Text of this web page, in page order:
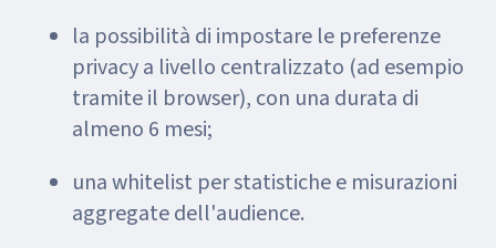
la possibilità di impostare le preferenze
privacy a livello centralizzato (ad esempio
tramite il browser), con una durata di
almeno 6 mesi;
una whitelist per statistiche e misurazioni
aggregate dell'audience.